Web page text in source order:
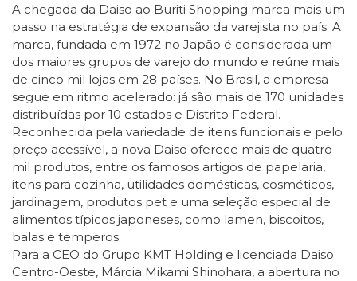
A chegada da Daiso ao Buriti Shopping marca mais um
passo na estratégia de expansão da varejista no país. A
marca, fundada em 1972 no Japão é considerada um
dos maiores grupos de varejo do mundo e reúne mais
de cinco mil lojas em 28 países. No Brasil, a empresa
segue em ritmo acelerado: já são mais de 170 unidades
distribuídas por 10 estados e Distrito Federal.
Reconhecida pela variedade de itens funcionais e pelo
preço acessível, a nova Daiso oferece mais de quatro
mil produtos, entre os famosos artigos de papelaria,
itens para cozinha, utilidades domésticas, cosméticos,
jardinagem, produtos pet e uma seleção especial de
alimentos típicos japoneses, como lamen, biscoitos,
balas e temperos.
Para a CEO do Grupo KMT Holding e licenciada Daiso
Centro-Oeste, Márcia Mikami Shinohara, a abertura no